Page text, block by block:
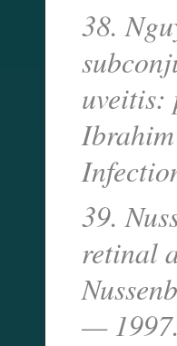
38.
uveitis:
39.
retinal
—